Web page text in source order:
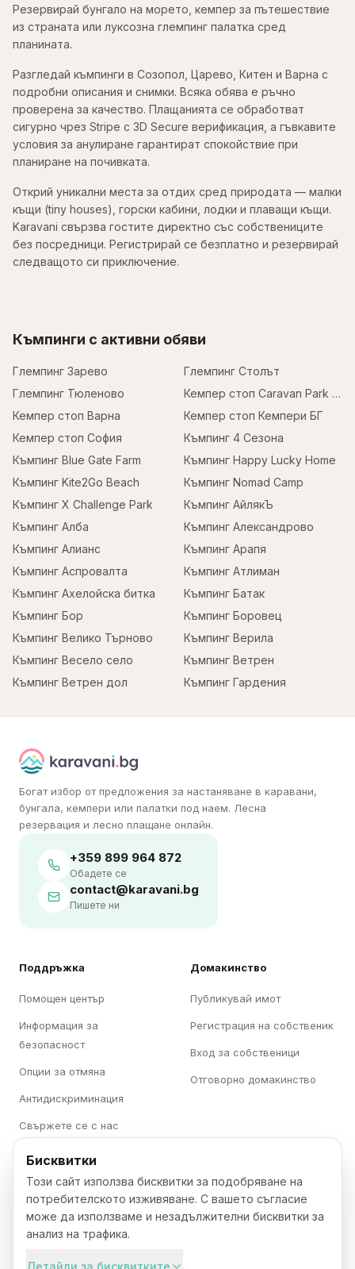
Резервирай бунгало на морето, кемпер за пътешествие
из страната или луксозна глемпинг палатка сред
планината.
Разгледай къмпинги в Созопол, Царево, Китен и Варна с
подробни описания и снимки. Всяка обява е ръчно
проверена за качество. Плащанията се обработват
сигурно чрез Stripe с 3D Secure верификация, а гъвкавите
условия за анулиране гарантират спокойствие при
планиране на почивката.
Открий уникални места за отдих сред природата — малки
къщи (tiny houses), горски кабини, лодки и плаващи къщи.
Karavani свързва гостите директно със собствениците
без посредници. Регистрирай се безплатно и резервирай
следващото си приключение.
Къмпинги с активни обяви
Глемпинг Зарево
Глемпинг Столът
Глемпинг Тюленово
Кемпер стоп Caravan Park Sofia
Кемпер стоп Варна
Кемпер стоп Кемпери БГ
Кемпер стоп София
Къмпинг 4 Сезона
Къмпинг Blue Gate Farm
Къмпинг Happy Lucky Home
Къмпинг Kite2Go Beach
Къмпинг Nomad Camp
Къмпинг X Challenge Park
Къмпинг АйлякЪ
Къмпинг Алба
Къмпинг Александрово
Къмпинг Алианс
Къмпинг Арапя
Къмпинг Аспровалта
Къмпинг Атлиман
Къмпинг Ахелойска битка
Къмпинг Батак
Къмпинг Бор
Къмпинг Боровец
Къмпинг Велико Търново
Къмпинг Верила
Къмпинг Весело село
Къмпинг Ветрен
Къмпинг Ветрен дол
Къмпинг Гардения
Богат избор от предложения за настаняване в каравани,
бунгала, кемпери или палатки под наем. Лесна
резервация и лесно плащане онлайн.
+359 899 964 872
Обадете се
contact@karavani.bg
Пишете ни
Поддръжка
Помощен център
Информация за
безопасност
Опции за отмяна
Антидискриминация
Свържете се с нас
Домакинство
Публикувай имот
Регистрация на собственик
Вход за собственици
Отговорно домакинство
Категории
Къмпинги
Каравани
За нас
Кариери
Бисквитки
Този сайт използва бисквитки за подобряване на
потребителското изживяване. С вашето съгласие
може да използваме и незадължителни бисквитки за
анализ на трафика.
Детайли за бисквитките